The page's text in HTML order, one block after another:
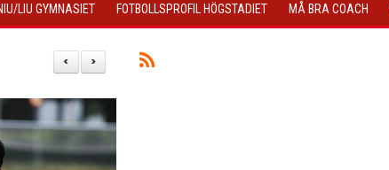
LIU GYMNASIET FOTBOLLSPROFIL HÖGSTADIET MÅ BRA COACH
>
<